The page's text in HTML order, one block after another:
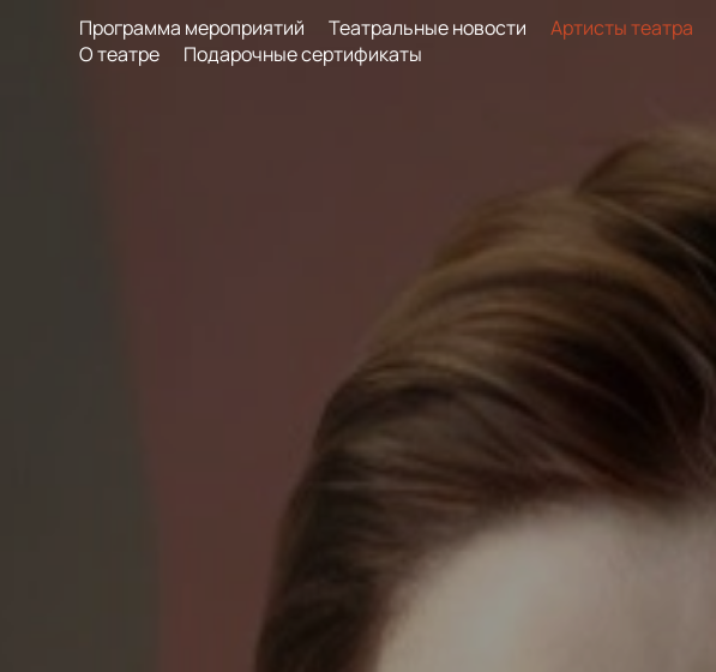
Программа мероприятий Театральные новости
Артисты театра
О театре
Подарочные сертификаты